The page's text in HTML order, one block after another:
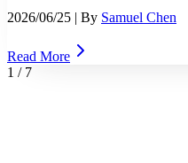
2026/06/25 | By Samuel Chen
Read More
1 / 7